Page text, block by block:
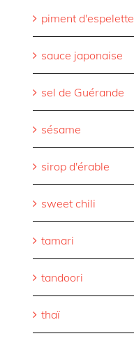
piment d'espelette
sauce japonaise
sel de Guérande
sésame
sirop d'érable
sweet chili
tamari
tandoori
thaï